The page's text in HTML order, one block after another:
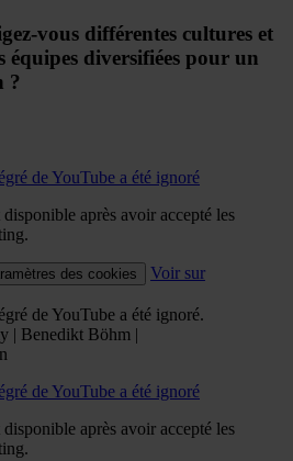
vous différentes cultures et
équipes diversifiées pour un
?
de YouTube a été ignoré
disponible après avoir accepté les
des cookies
Voir sur
de YouTube a été ignoré.
| Benedikt Böhm |
de YouTube a été ignoré
disponible après avoir accepté les